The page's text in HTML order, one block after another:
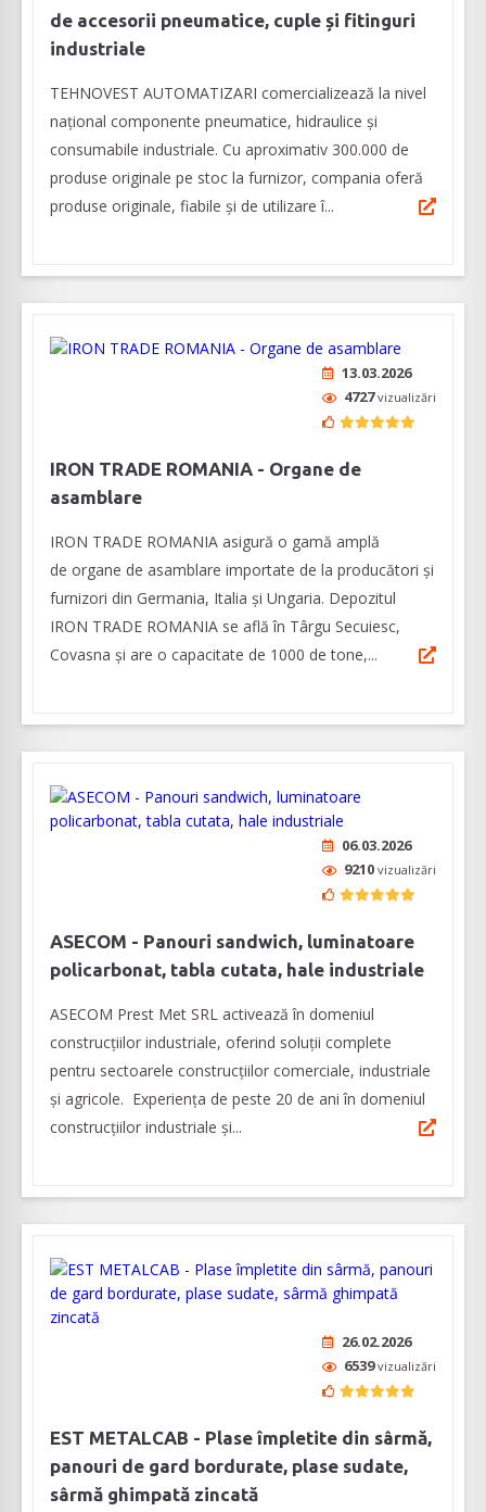
de accesorii pneumatice, cuple și fitinguri
industriale
TEHNOVEST AUTOMATIZARI comercializează la nivel
național componente pneumatice, hidraulice și
consumabile industriale. Cu aproximativ 300.000 de
produse originale pe stoc la furnizor, compania oferă
produse originale, fiabile și de utilizare î...
13.03.2026
4727vizualizări
IRON TRADE ROMANIA - Organe de
asamblare
IRON TRADE ROMANIA asigură o gamă amplă
de organe de asamblare importate de la producători și
furnizori din Germania, Italia şi Ungaria. Depozitul
IRON TRADE ROMANIA se află în Târgu Secuiesc,
Covasna și are o capacitate de 1000 de tone,...
06.03.2026
9210 vizualizări
ASECOM - Panouri sandwich, luminatoare
policarbonat, tabla cutata, hale industriale
ASECOM Prest Met SRL activează în domeniul
construcțiilor industriale, oferind soluții complete
pentru sectoarele construcțiilor comerciale, industriale
și agricole. Experiența de peste 20 de ani în domeniul
construcțiilor industriale și...
26.02.2026
6539vizualizări
EST METALCAB - Plase împletite din sârmă,
panouri de gard bordurate, plase sudate,
sârmă ghimpată zincată